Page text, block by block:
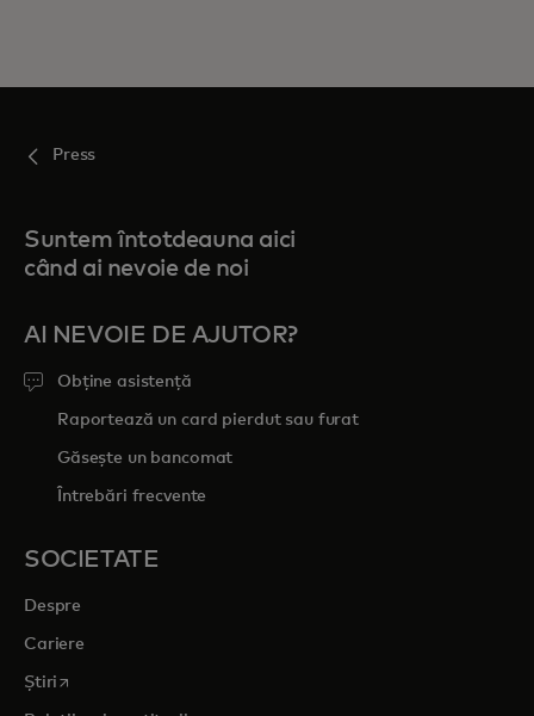
Press
Suntem întotdeauna aici
când ai nevoie de noi
AI NEVOIE DE AJUTOR?
Obține asistență
Raportează un card pierdut sau furat
Găsește un bancomat
Întrebări frecvente
SOCIETATE
Despre
Cariere
Știri opens in a new tab